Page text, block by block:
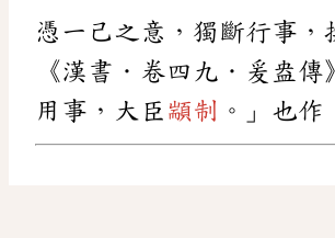
憑一己之意，獨斷行事，
《漢書．卷四九．爰盎傳
用事，大臣 顓制 。」也作